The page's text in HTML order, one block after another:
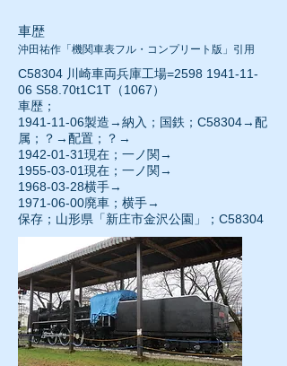
車歴
沖田祐作「機関車表フル・コンプリート版」引用
C58304 川崎車両兵庫工場=2598 1941-11-
06 S58.70t1C1T（1067）
車歴；
1941-11-06製造→納入；国鉄；C58304→配
属；？→配置；？→
1942-01-31現在；一ノ関→
1955-03-01現在；一ノ関→
1968-03-28横手→
1971-06-00廃車；横手→
保存；山形県「新庄市金沢公園」；C58304